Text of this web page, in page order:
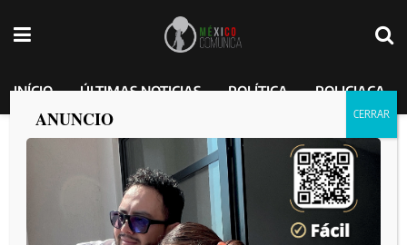
INÍCIO ÚLTIMAS NOTICIAS POLÍTICA POLICIACA
Etiqueta:nacional
Peña Nieto y el poder de la comunicación política
porMEXICO COMUNICA 2026-07-24
ANUNCIO